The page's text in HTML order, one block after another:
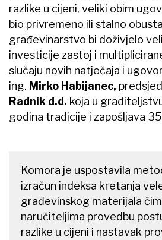
razlike u cijeni, veliki obim
bio privremeno ili stalno
građevinarstvo bi doživjelo
investicije zastoj i
slučaju novih natječaja i
ing. Mirko Habijanec,
Radnik d.d. koja u
godina tradicije i zapošljava
Komora je uspostavila
izračun indeksa kretanja
građevinskog materijala
naručiteljima provedbu
razlike u cijeni i nastavak